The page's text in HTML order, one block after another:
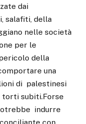
dai
salafiti, della
nelle società
per le
della
una
di palestinesi
torti subiti.Forse
indurre